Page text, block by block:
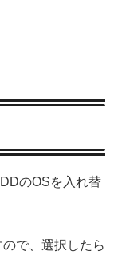
のOSを入れ替
で、選択したら